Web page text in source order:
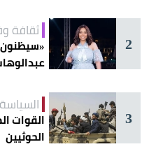
2
ثقافة
«سيظنون
3
السياسة
القوات
الحوثيين